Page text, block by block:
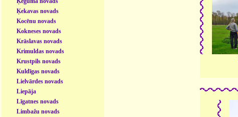
Ķekavas novads
Kocēnu novads
Kokneses novads
Krāslavas novads
Krimuldas novads
Krustpils novads
Kuldīgas novads
Lielvārdes novads
Liepāja
Līgatnes novads
Limbažu novads